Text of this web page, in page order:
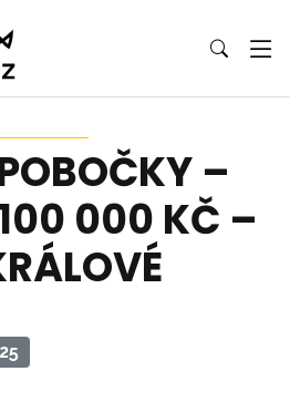
–
000 KČ –